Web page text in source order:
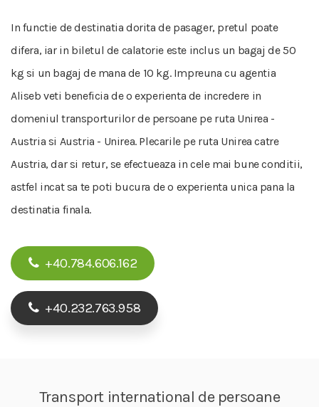
In functie de destinatia dorita de pasager, pretul poate
difera, iar in biletul de calatorie este inclus un bagaj de 50
kg si un bagaj de mana de 10 kg. Impreuna cu agentia
Aliseb veti beneficia de o experienta de incredere in
domeniul transporturilor de persoane pe ruta Unirea -
Austria si Austria - Unirea. Plecarile pe ruta Unirea catre
Austria, dar si retur, se efectueaza in cele mai bune conditii,
astfel incat sa te poti bucura de o experienta unica pana la
destinatia finala.
+40.784.606.162
+40.232.763.958
Transport international de persoane